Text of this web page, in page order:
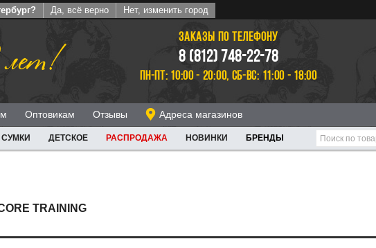
Да, всё верно Нет, изменить город
ЗАКАЗЫ ПО ТЕЛЕФОНУ
8 (812) 748-22-78
ПН-ПТ: 10:00 - 20:00, СБ-ВС: 11:00 - 18:00
Оптовикам Отзывы Адреса магазинов
СУМКИ ДЕТСКОЕ РАСПРОДАЖА НОВИНКИ БРЕНДЫ
TRAINING